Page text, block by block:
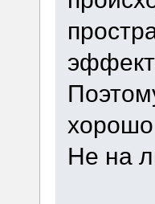
хорошо
Не на